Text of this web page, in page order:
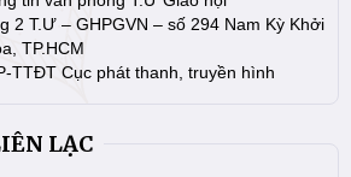
2 T.Ư – GHPGVN – số 294 Nam Kỳ Khởi
TP.HCM
TTĐT Cục phát thanh, truyền hình
LẠC